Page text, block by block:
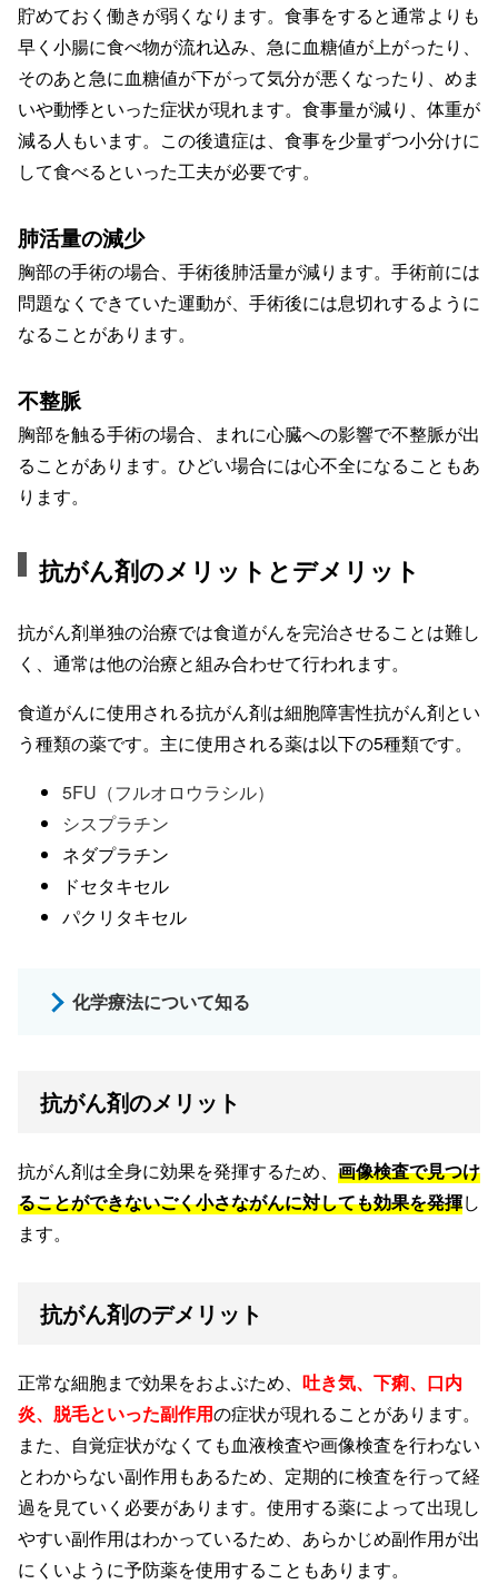
貯めておく働きが弱くなります。食事をすると通常よりも
早く小腸に食べ物が流れ込み、急に血糖値が上がったり、
そのあと急に血糖値が下がって気分が悪くなったり、めま
いや動悸といった症状が現れます。食事量が減り、体重が
減る人もいます。この後遺症は、食事を少量ずつ小分けに
して食べるといった工夫が必要です。
肺活量の減少
胸部の手術の場合、手術後肺活量が減ります。手術前には
問題なくできていた運動が、手術後には息切れするように
なることがあります。
不整脈
胸部を触る手術の場合、まれに心臓への影響で不整脈が出
ることがあります。ひどい場合には心不全になることもあ
ります。
抗がん剤のメリットとデメリット
抗がん剤単独の治療では食道がんを完治させることは難し
く、通常は他の治療と組み合わせて行われます。
食道がんに使用される抗がん剤は細胞障害性抗がん剤とい
う種類の薬です。主に使用される薬は以下の5種類です。
5FU（フルオロウラシル）
シスプラチン
ネダプラチン
ドセタキセル
パクリタキセル
化学療法について知る
抗がん剤のメリット
抗がん剤は全身に効果を発揮するため、 画像検査で見つけ
ることができないごく小さながんに対しても効果を発揮し
ます。
抗がん剤のデメリット
正常な細胞まで効果をおよぶため、 吐き気、下痢、口内
炎、脱毛といった副作用の症状が現れることがあります。
また、自覚症状がなくても血液検査や画像検査を行わない
とわからない副作用もあるため、定期的に検査を行って経
過を見ていく必要があります。使用する薬によって出現し
やすい副作用はわかっているため、あらかじめ副作用が出
にくいように予防薬を使用することもあります。